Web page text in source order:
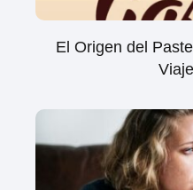
El Origen del